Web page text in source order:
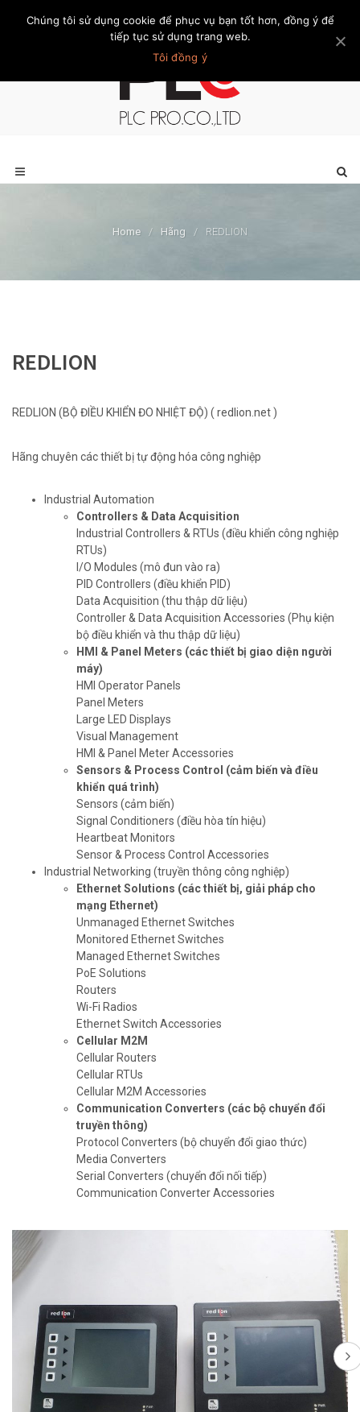
Trang chủ Giới thiệu Khách hàng Liên hệ Thành viên
Home / Hãng / REDLION
REDLION
REDLION (BỘ ĐIỀU KHIỂN ĐO NHIỆT ĐỘ) ( redlion.net )
Hãng chuyên các thiết bị tự động hóa công nghiệp
Industrial Automation
Controllers & Data Acquisition
Industrial Controllers & RTUs (điều khiển công nghiệp
RTUs)
I/O Modules (mô đun vào ra)
PID Controllers (điều khiển PID)
Data Acquisition (thu thập dữ liệu)
Controller & Data Acquisition Accessories (Phụ kiện
bộ điều khiển và thu thập dữ liệu)
HMI & Panel Meters (các thiết bị giao diện người
máy)
HMI Operator Panels
Panel Meters
Large LED Displays
Visual Management
HMI & Panel Meter Accessories
Sensors & Process Control (cảm biến và điều
khiển quá trình)
Sensors (cảm biến)
Signal Conditioners (điều hòa tín hiệu)
Heartbeat Monitors
Sensor & Process Control Accessories
Industrial Networking (truyền thông công nghiệp)
Ethernet Solutions (các thiết bị, giải pháp cho
mạng Ethernet)
Unmanaged Ethernet Switches
Monitored Ethernet Switches
Managed Ethernet Switches
PoE Solutions
Routers
Wi-Fi Radios
Ethernet Switch Accessories
Cellular M2M
Cellular Routers
Cellular RTUs
Cellular M2M Accessories
Communication Converters (các bộ chuyển đổi
truyền thông)
Protocol Converters (bộ chuyển đổi giao thức)
Media Converters
Serial Converters (chuyển đổi nối tiếp)
Communication Converter Accessories
Chúng tôi sử dụng cookie để phục vụ bạn tốt hơn, đồng ý để
tiếp tục sử dụng trang web.
Tôi đồng ý